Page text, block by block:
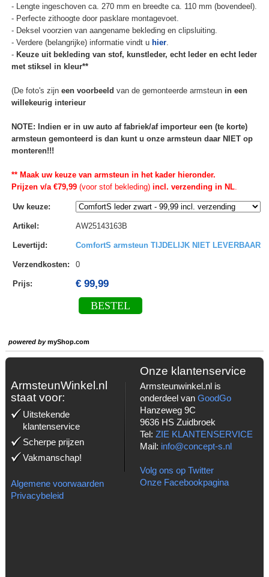
- Lengte ingeschoven ca. 270 mm en breedte ca. 110 mm (bovendeel).
- Perfecte zithoogte door pasklare montagevoet.
- Deksel voorzien van aangename bekleding en clipsluiting.
- Verdere (belangrijke) informatie vindt u hier.
- Keuze uit bekleding van stof, kunstleder, echt leder en echt leder
met stiksel in kleur**
(De foto's zijn een voorbeeld van de gemonteerde armsteun in een
willekeurig interieur
NOTE: Indien er in uw auto af fabriek/af importeur een (te korte)
armsteun gemonteerd is dan kunt u onze armsteun daar NIET op
monteren!!!
** Maak uw keuze van armsteun in het kader hieronder.
Prijzen v/a €79,99(voor stof bekleding)incl. verzending in NL.
Uw keuze:
Artikel : AW25143163B
Levertijd : ComfortS armsteun TIJDELIJK NIET LEVERBAAR
Verzendkosten: 0
Prijs: € 99,99
BESTEL
powered bymyShop.com
ArmsteunWinkel.nl
staat voor:
Uitstekende
klantenservice
Scherpe prijzen
Vakmanschap!
Algemene voorwaarden
Privacybeleid
Onze klantenservice
Armsteunwinkel.nl is
onderdeel van GoodGo
Hanzeweg 9C
9636 HS Zuidbroek
Tel: ZIE KLANTENSERVICE
Mail: info@concept-s.nl
Volg ons op Twitter
Onze Facebookpagina